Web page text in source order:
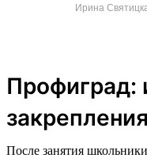
Ирина
Профиград:
После занятия